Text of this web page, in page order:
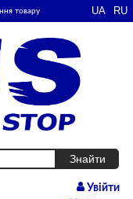
товару
Увійти